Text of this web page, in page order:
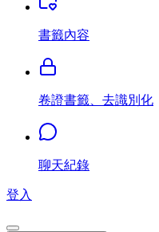
書籤內容
卷證書籤、去識別化
聊天紀錄
登入